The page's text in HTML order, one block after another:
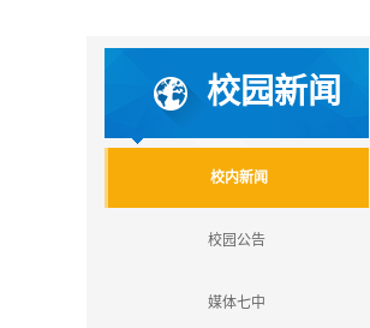
校园新闻
校内新闻
校园公告
媒体七中